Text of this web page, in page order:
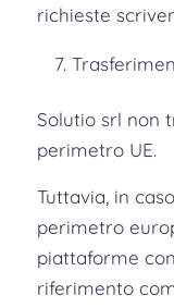
richieste
Solutio srl non
perimetro UE.
Tuttavia, in
perimetro
piattaforme
riferimento